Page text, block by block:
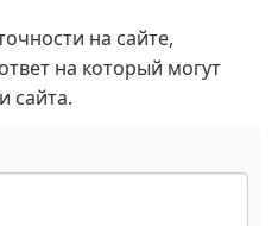
на сайте,
на который могут
сайта.